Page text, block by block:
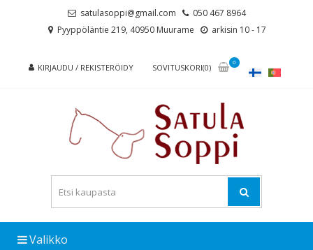
satulasoppi@gmail.com
050 467 8964
Pyyppöläntie 219, 40950 Muurame
arkisin 10 - 17
KIRJAUDU / REKISTERÖIDY SOVITUSKORI(0)
0
Valikko